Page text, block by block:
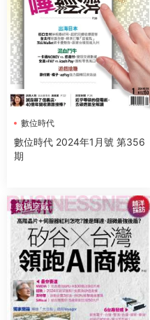
數位時代
數位時代 2024年1月號 第356
期
數碼穿戴